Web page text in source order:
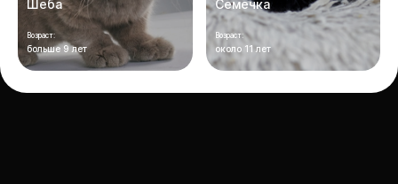
Шеба
Возраст:
больше 9 лет
Семечка
Возраст:
около 11 лет